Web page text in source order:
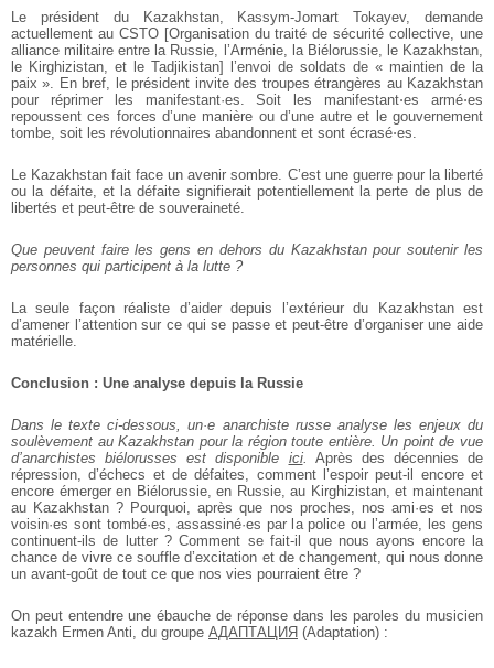
Le président du Kazakhstan, Kassym-Jomart Tokayev, demande
actuellement au CSTO [Organisation du traité de sécurité collective, une
alliance militaire entre la Russie, l’Arménie, la Biélorussie, le Kazakhstan,
le Kirghizistan, et le Tadjikistan] l’envoi de soldats de « maintien de la
paix ». En bref, le président invite des troupes étrangères au Kazakhstan
pour réprimer les manifestant·es. Soit les manifestant⋅es armé⋅es
repoussent ces forces d’une manière ou d’une autre et le gouvernement
tombe, soit les révolutionnaires abandonnent et sont écrasé⋅es.
Le Kazakhstan fait face un avenir sombre. C’est une guerre pour la liberté
ou la défaite, et la défaite signifierait potentiellement la perte de plus de
libertés et peut-être de souveraineté.
Que peuvent faire les gens en dehors du Kazakhstan pour soutenir les
personnes qui participent à la lutte ?
La seule façon réaliste d’aider depuis l’extérieur du Kazakhstan est
d’amener l’attention sur ce qui se passe et peut-être d’organiser une aide
matérielle.
Conclusion : Une analyse depuis la Russie
Dans le texte ci-dessous, un·e anarchiste russe analyse les enjeux du
soulèvement au Kazakhstan pour la région toute entière. Un point de vue
d’anarchistes biélorusses est disponible ici. Après des décennies de
répression, d’échecs et de défaites, comment l’espoir peut-il encore et
encore émerger en Biélorussie, en Russie, au Kirghizistan, et maintenant
au Kazakhstan ? Pourquoi, après que nos proches, nos ami·es et nos
voisin·es sont tombé·es, assassiné·es par la police ou l’armée, les gens
continuent-ils de lutter ? Comment se fait-il que nous ayons encore la
chance de vivre ce souffle d’excitation et de changement, qui nous donne
un avant-goût de tout ce que nos vies pourraient être ?
On peut entendre une ébauche de réponse dans les paroles du musicien
kazakh Ermen Anti, du groupe АДАПТАЦИЯ (Adaptation) :